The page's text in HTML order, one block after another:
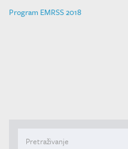
Program EMRSS 2018